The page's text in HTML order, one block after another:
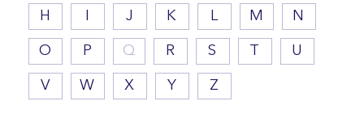
H J K L M N
O P Q R S U
V W X Y Z